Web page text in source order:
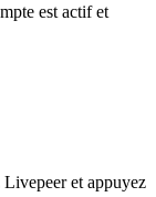
est actif et
et appuyez